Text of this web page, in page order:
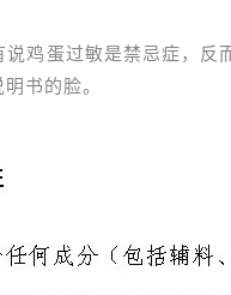
鸡蛋过敏是禁忌症，
书的脸。